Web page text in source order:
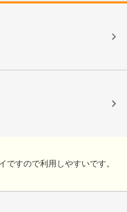
すので利用しやすいです。